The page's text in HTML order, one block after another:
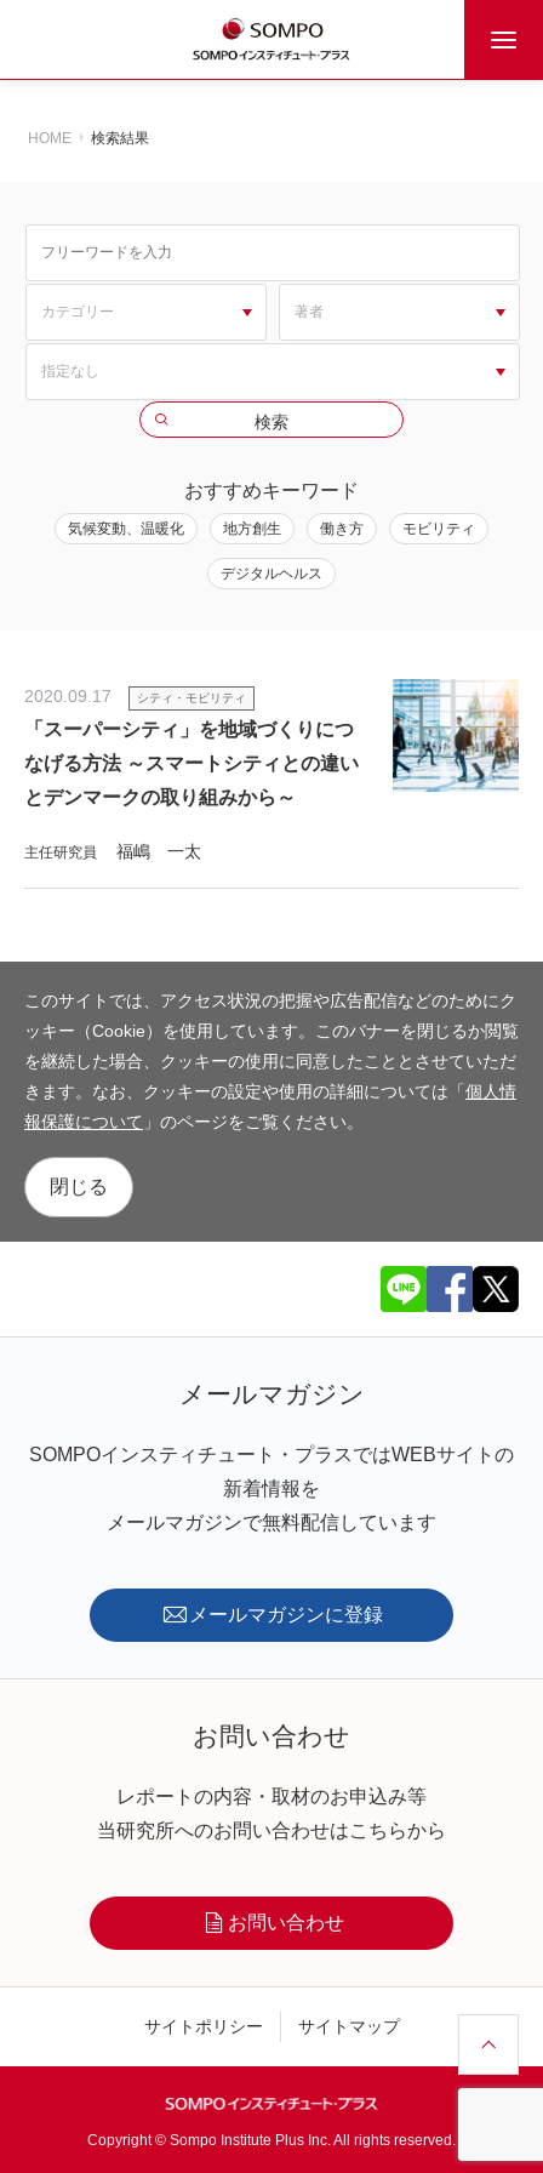
HOME 検索結果
おすすめキーワード
気候変動、温暖化 地方創生 働き方 モビリティ
デジタルヘルス
2020.09.17 シティ・モビリティ
「スーパーシティ」を地域づくりにつ
なげる方法 ～スマートシティとの違い
とデンマークの取り組みから～
主任研究員 福嶋 一太
このサイトでは、アクセス状況の把握や広告配信などのためにク
ッキー（Cookie）を使用しています。このバナーを閉じるか閲覧
を継続した場合、クッキーの使用に同意したこととさせていただ
きます。なお、クッキーの設定や使用の詳細については「個人情
報保護について 」のページをご覧ください。
閉じる
メールマガジン
SOMPOインスティチュート・プラスではWEBサイトの
新着情報を
メールマガジンで無料配信しています
メールマガジンに登録
お問い合わせ
レポートの内容・取材のお申込み等
当研究所へのお問い合わせはこちらから
お問い合わせ
サイトポリシー サイトマップ
Copyright © Sompo Institute Plus Inc. All rights reserved.